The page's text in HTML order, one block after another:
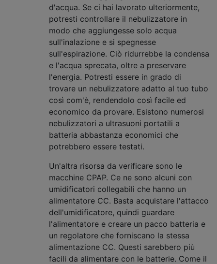
d'acqua. Se ci hai lavorato ulteriormente,
potresti controllare il nebulizzatore in
modo che aggiungesse solo acqua
sull'inalazione e si spegnesse
sull'espirazione. Ciò ridurrebbe la condensa
e l'acqua sprecata, oltre a preservare
l'energia. Potresti essere in grado di
trovare un nebulizzatore adatto al tuo tubo
così com'è, rendendolo così facile ed
economico da provare. Esistono numerosi
nebulizzatori a ultrasuoni portatili a
batteria abbastanza economici che
potrebbero essere testati.
Un'altra risorsa da verificare sono le
macchine CPAP. Ce ne sono alcuni con
umidificatori collegabili che hanno un
alimentatore CC. Basta acquistare l'attacco
dell'umidificatore, quindi guardare
l'alimentatore e creare un pacco batteria e
un regolatore che forniscano la stessa
alimentazione CC. Questi sarebbero più
facili da alimentare con le batterie. Come il